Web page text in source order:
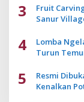
3
Fruit
Sanur
4
Lomba
Turun
5
Resmi
Kenalkan